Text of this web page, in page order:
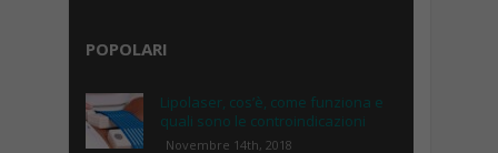
POPOLARI
Lipolaser, cos’è, come funziona e
quali sono le controindicazioni
Novembre 14th, 2018